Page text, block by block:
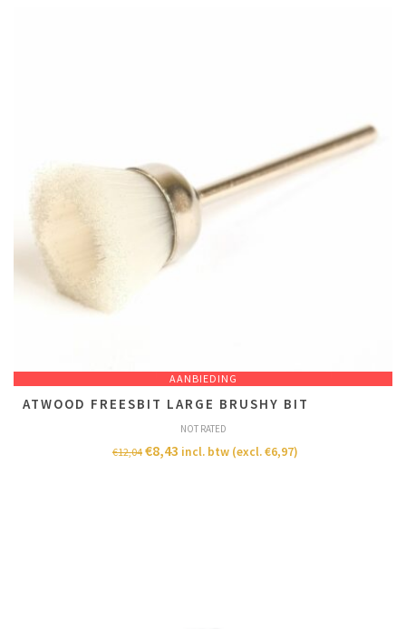
AANBIEDING
ATWOOD FREESBIT LARGE BRUSHY BIT
NOT RATED
€12,04 €8,43 incl. btw (excl.€6,97)